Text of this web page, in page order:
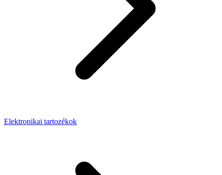
Elektronikai tartozékok